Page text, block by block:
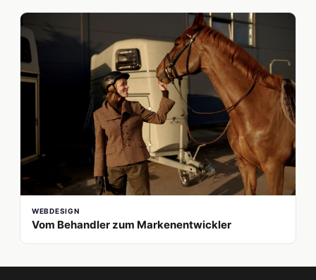
WEBDESIGN
Vom Behandler zum Markenentwickler